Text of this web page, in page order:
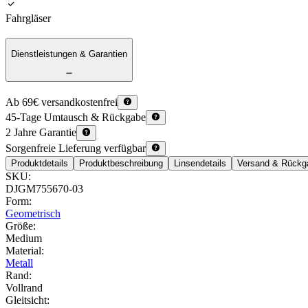
Fahrgläser
Dienstleistungen & Garantien
Ab 69€ versandkostenfrei
45-Tage Umtausch & Rückgabe
2 Jahre Garantie
Sorgenfreie Lieferung verfügbar
Produktdetails Produktbeschreibung Linsendetails Versand &
SKU:
DJGM755670-03
Form:
Geometrisch
Größe:
Medium
Material:
Metall
Rand:
Vollrand
Gleitsicht: